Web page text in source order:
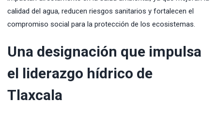
calidad del agua, reducen riesgos sanitarios y fortalecen el
compromiso social para la protección de los ecosistemas.
Una designación que impulsa
el liderazgo hídrico de
Tlaxcala